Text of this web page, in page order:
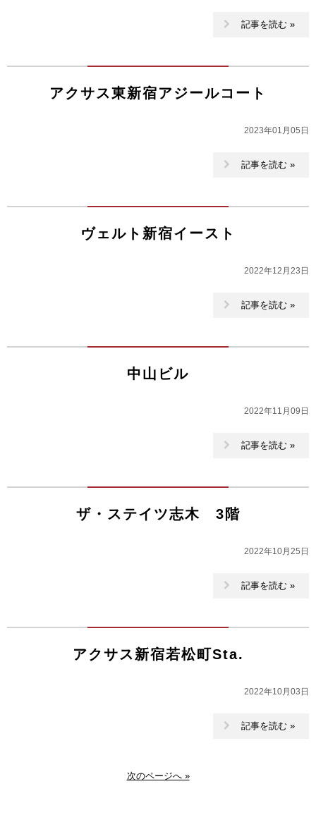
記事を読む »
アクサス東新宿アジールコート
2023年01月05日
記事を読む »
ヴェルト新宿イースト
2022年12月23日
記事を読む »
中山ビル
2022年11月09日
記事を読む »
ザ・ステイツ志木 3階
2022年10月25日
記事を読む »
アクサス新宿若松町Sta.
2022年10月03日
記事を読む »
次のページへ »